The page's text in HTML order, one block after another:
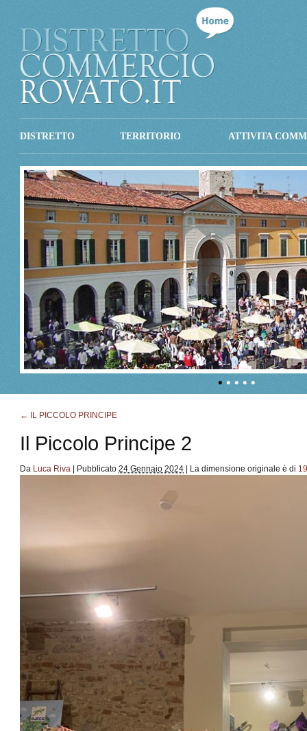
DISTRETTO TERRITORIO ATTIVITA
• • • • •
← IL PICCOLO PRINCIPE
Il Piccolo Principe 2
Da Luca Riva Pubblicato 24 Gennaio 2024 La dimensione originale è di